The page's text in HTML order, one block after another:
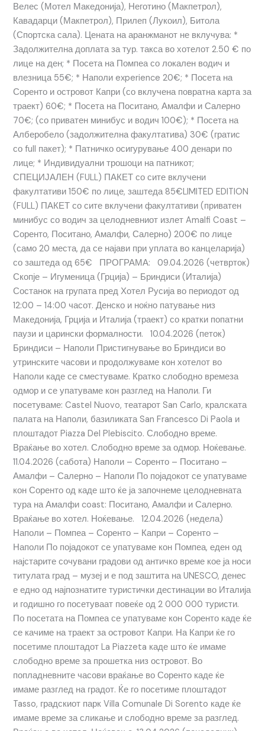
Велес (Мотел Македонија), Неготино (Макпетрол),
Кавадарци (Макпетрол), Прилеп (Лукоил), Битола
(Спортска сала). Цената на аранжманот не вклучува: *
Задолжителна доплата за тур. такса во хотелот 2.50 € по
лице на ден; * Посета на Помпеа со локален водич и
влезница 55€; * Наполи experience 20€; * Посета на
Соренто и островот Капри (со вклучена повратна карта за
траект) 60€; * Посета на Поситано, Амалфи и Салерно
70€; (со приватен минибус и водич 100€); * Посета на
Алберобело (задолжителна факултатива) 30€ (гратис
со full пакет); * Патничко осигурување 400 денари по
лице; * Индивидуални трошоци на патникот;
СПЕЦИЈАЛЕН (FULL) ПАКЕТ со сите вклучени
факултативи 150€ по лице, заштеда 85€LIMITED EDITION
(FULL) ПАКЕТ со сите вклучени факултативи (приватен
минибус со водич за целодневниот излет Amalfi Coast –
Соренто, Поситано, Амалфи, Салерно) 200€ по лице
(само 20 места, да се најави при уплата во канцеларија)
со заштеда од 65€ ПРОГРАМА: 09.04.2026 (четврток)
Скопје – Игуменица (Грција) – Бриндиси (Италија)
Состанок на групата пред Хотел Русија во периодот од
12:00 – 14:00 часот. Денско и ноќно патување низ
Македонија, Грција и Италија (траект) со кратки попатни
паузи и царински формалности. 10.04.2026 (петок)
Бриндиси – Наполи Пристигнување во Бриндиси во
утринските часови и продолжуваме кон хотелот во
Наполи каде се сместуваме. Кратко слободно времеза
одмор и се упатуваме кон разглед на Наполи. Ги
посетуваме: Castel Nuovo, театарот San Carlo, кралската
палата на Наполи, базиликата San Francesco Di Paola и
плоштадот Piazza Del Plebiscito. Слободно време.
Враќање во хотел. Слободно време за одмор. Ноќевање.
11.04.2026 (сабота) Наполи – Соренто – Поситано –
Амалфи – Салерно – Наполи По појадокот се упатуваме
кон Соренто од каде што ќе ја започнеме целодневната
тура на Амалфи coast: Поситано, Амалфи и Салерно.
Враќање во хотел. Ноќевање. 12.04.2026 (недела)
Наполи – Помпеа – Соренто – Капри – Соренто –
Наполи По појадокот се упатуваме кон Помпеа, еден од
најстарите сочувани градови од античко време кое ја носи
титулата град – музеј и е под заштита на UNESCO, денес
е едно од најпознатите туристички дестинации во Италија
и годишно го посетуваат повеќе од 2 000 000 туристи.
По посетата на Помпеа се упатуваме кон Соренто каде ќе
се качиме на траект за островот Капри. На Капри ќе го
посетиме плоштадот La Piazzeta каде што ќе имаме
слободно време за прошетка низ островот. Во
попладневните часови враќање во Соренто каде ќе
имаме разглед на градот. Ќе го посетиме плоштадот
Tasso, градскиот парк Villa Comunale Di Sorento каде ќе
имаме време за сликање и слободно време за разглед.